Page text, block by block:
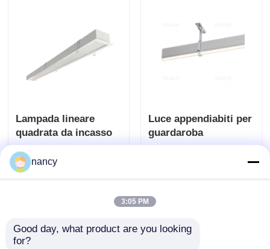
Lampada lineare
quadrata da incasso
Luce appendiabiti per
guardaroba
nancy
3:05 PM
Good day, what product are you looking
for?